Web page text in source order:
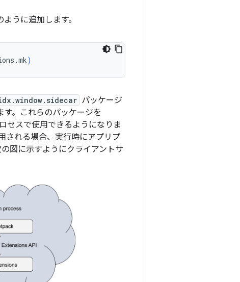
うに追加します。
)
パッケージ
す。これらのパッケージを
セスで使用できるようになりま
される場合、実行時にアプリプ
図に示すようにクライアントサ